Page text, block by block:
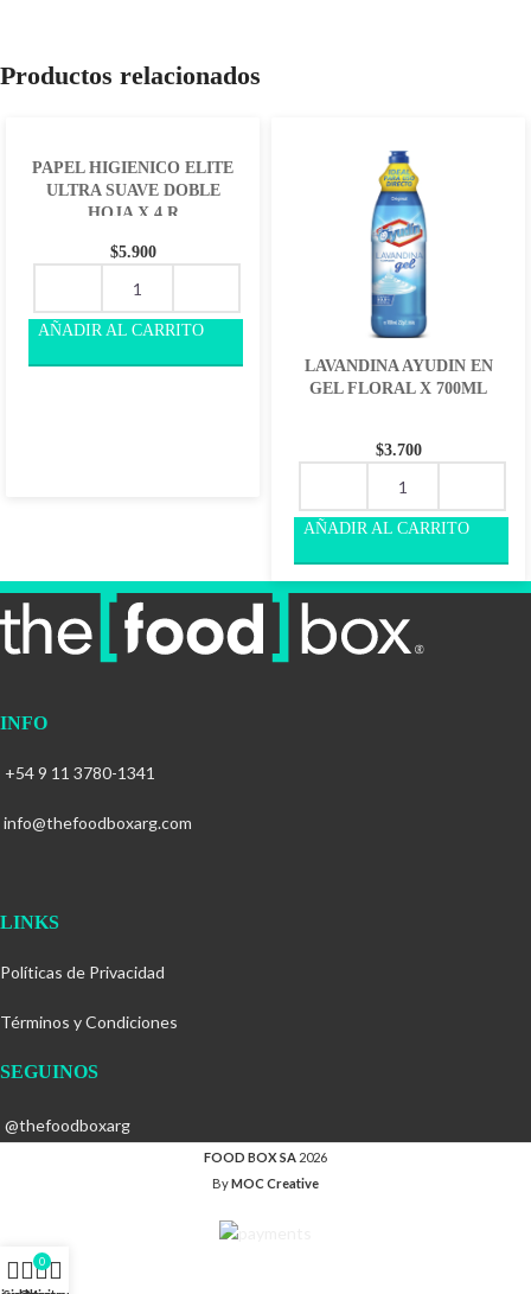
Productos relacionados
PAPEL HIGIENICO ELITE
ULTRA SUAVE DOBLE
HOJA X 4 R
$5.900
LAVANDINA AYUDIN EN
GEL FLORAL X 700ML
$3.700
INFO
+54 9 11 3780-1341
info@thefoodboxarg.com
LINKS
Políticas de Privacidad
Términos y Condiciones
SEGUINOS
@thefoodboxarg
FOOD BOX SA 2026
ByMOC Creative
0